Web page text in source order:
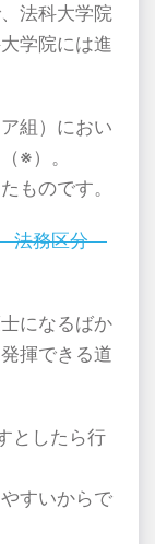
法科大学院
学院には進
組）におい
※）。
ものです。
法務区分
になるばか
揮できる道
としたら行
すいからで